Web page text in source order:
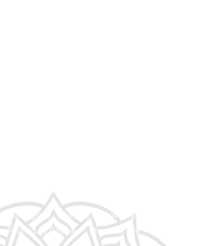
Homepage
Política de Privacidade
Política de Cookies
Mapa do site